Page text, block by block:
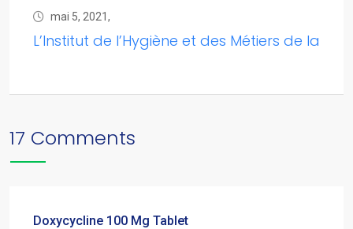
mai 5, 2021,
L’Institut de l’Hygiène et des Métiers de la
17 Comments
Doxycycline 100 Mg Tablet